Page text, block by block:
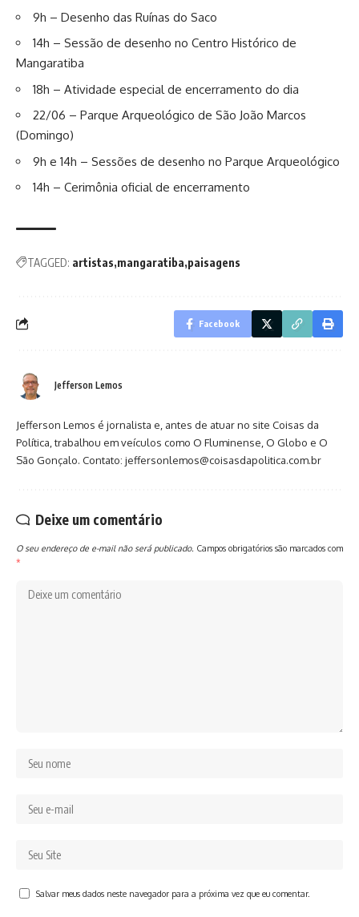
9h – Desenho das Ruínas do Saco
14h – Sessão de desenho no Centro Histórico de
Mangaratiba
18h – Atividade especial de encerramento do dia
22/06 – Parque Arqueológico de São João Marcos
(Domingo)
9h e 14h – Sessões de desenho no Parque Arqueológico
14h – Cerimônia oficial de encerramento
TAGGED: artistas mangaratiba paisagens
Facebook
Jefferson Lemos
Jefferson Lemos é jornalista e, antes de atuar no site Coisas da
Política, trabalhou em veículos como O Fluminense, O Globo e O
São Gonçalo. Contato: jeffersonlemos@coisasdapolitica.com.br
Deixe um comentário
O seu endereço de e-mail não será publicado. Campos obrigatórios são marcados com
*
Salvar meus dados neste navegador para a próxima vez que eu comentar.